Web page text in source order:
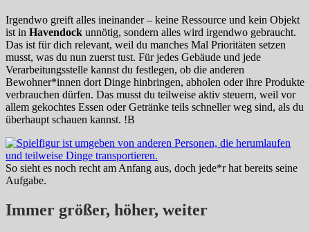
Irgendwo greift alles ineinander – keine Ressource und kein Objekt
ist in Havendock unnötig, sondern alles wird irgendwo gebraucht.
Das ist für dich relevant, weil du manches Mal Prioritäten setzen
musst, was du nun zuerst tust. Für jedes Gebäude und jede
Verarbeitungsstelle kannst du festlegen, ob die anderen
Bewohner*innen dort Dinge hinbringen, abholen oder ihre Produkte
verbrauchen dürfen. Das musst du teilweise aktiv steuern, weil vor
allem gekochtes Essen oder Getränke teils schneller weg sind, als du
überhaupt schauen kannst. !B
So sieht es noch recht am Anfang aus, doch jede*r hat bereits seine
Aufgabe.
Immer größer, höher, weiter